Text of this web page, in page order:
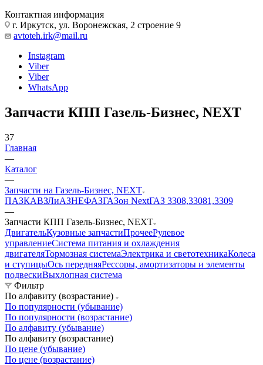
Контактная информация
г. Иркутск, ул. Воронежская, 2 строение 9
avtoteh.irk@mail.ru
Instagram
Viber
Viber
WhatsApp
Запчасти КПП Газель-Бизнес, NEXT
37
Главная
—
Каталог
—
Запчасти на Газель-Бизнес, NEXT
ПАЗКАВЗЛиАЗНЕФАЗГАЗон NextГАЗ 3308,33081,3309
—
Запчасти КПП Газель-Бизнес, NEXT
ДвигательКузовные запчастиПрочееРулевое
управлениеСистема питания и охлаждения
двигателяТормозная системаЭлектрика и светотехникаКолеса
и ступицыОсь передняяРессоры, амортизаторы и элементы
подвескиВыхлопная система
Фильтр
По алфавиту (возрастание)
По популярности (убывание)
По популярности (возрастание)
По алфавиту (убывание)
По алфавиту (возрастание)
По цене (убывание)
По цене (возрастание)